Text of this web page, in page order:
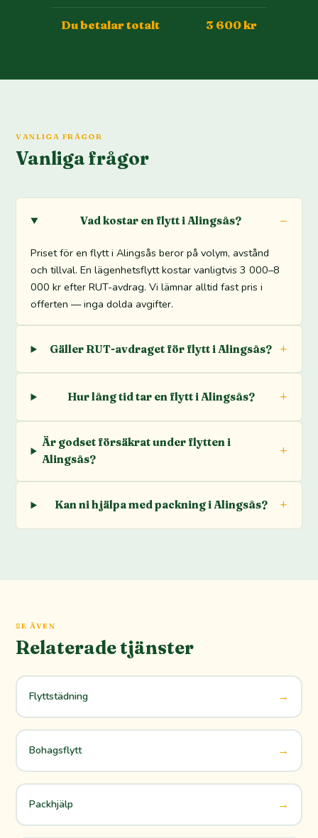
Du betalar totalt 3 600 kr
VANLIGA FRÅGOR
Vanliga frågor
Vad kostar en flytt i Alingsås?
Priset för en flytt i Alingsås beror på volym, avstånd
och tillval. En lägenhetsflytt kostar vanligtvis 3 000–8
000 kr efter RUT-avdrag. Vi lämnar alltid fast pris i
offerten — inga dolda avgifter.
Gäller RUT-avdraget för flytt i Alingsås?
Hur lång tid tar en flytt i Alingsås?
Är godset försäkrat under flytten i
Alingsås?
Kan ni hjälpa med packning i Alingsås?
SE ÄVEN
Relaterade tjänster
Flyttstädning →
Bohagsflytt →
Packhjälp →